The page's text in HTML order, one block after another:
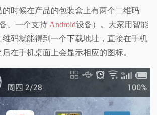
的时候在产品的包装盒上有两个二维码
、一个支持Android设备）。大家用智能
码就能得到一个下载地址，直接在手机
在手机桌面上会显示相应的图标。